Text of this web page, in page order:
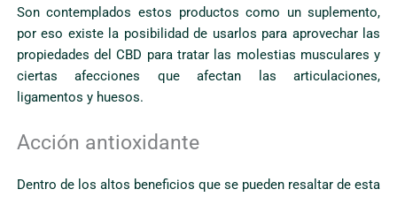
Son contemplados estos productos como un suplemento,
por eso existe la posibilidad de usarlos para aprovechar las
propiedades del CBD para tratar las molestias musculares y
ciertas afecciones que afectan las articulaciones,
ligamentos y huesos.
Acción antioxidante
Dentro de los altos beneficios que se pueden resaltar de esta